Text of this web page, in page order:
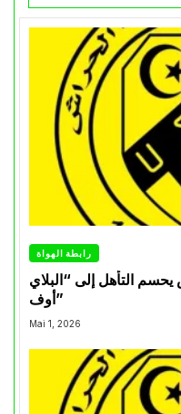
رابطة الهواة
يحسم التأهل إلى “البلاي
أوف”
Mai 1, 2026